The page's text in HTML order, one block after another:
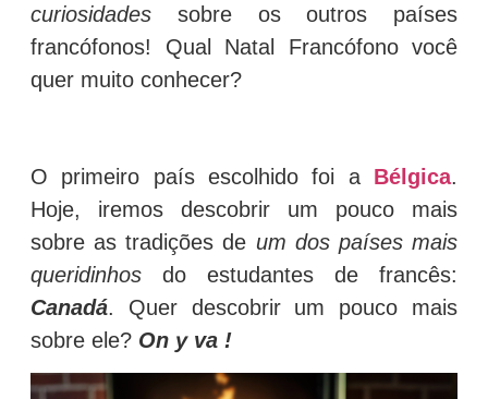
curiosidades sobre os outros países
francófonos! Qual Natal Francófono você
quer muito conhecer?
O primeiro país escolhido foi a Bélgica.
Hoje, iremos descobrir um pouco mais
sobre as tradições de um dos países mais
queridinhos do estudantes de francês:
Canadá. Quer descobrir um pouco mais
sobre ele? On y va !